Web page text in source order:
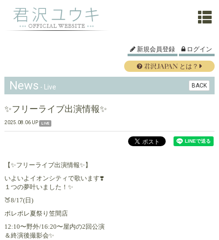
新規会員登録 ログイン
とは？
News - Live BACK
✨フリーライブ出演情報✨
2025.08.06 UP LIVE
【✨フリーライブ出演情報✨】
いよいよイオンシティで歌います❣️
１つの夢叶いました！✨
🍑8/17(日)
ポレポレ夏祭り笠間店
12:10〜野外/16:20〜屋内の2回公演
＆終演後撮影会✨